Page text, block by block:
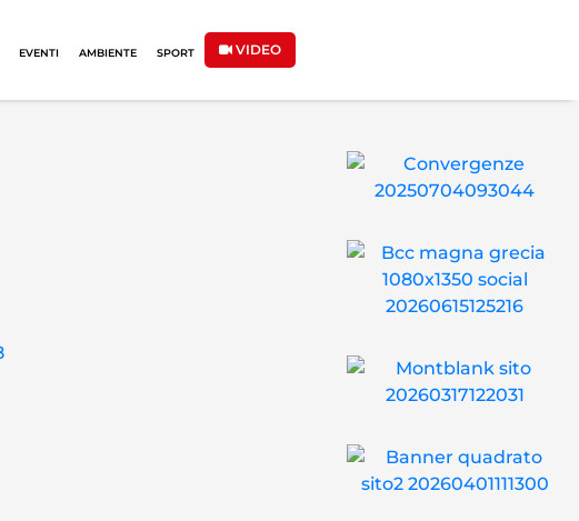
EVENTI AMBIENTE SPORT VIDEO